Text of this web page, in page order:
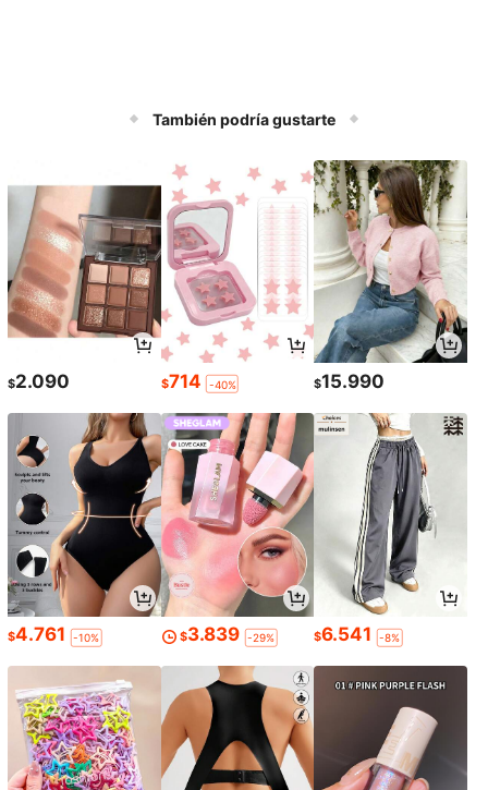
También podría gustarte
$2.090 $714 -40% $15.990
$4.761 -10% $3.839 -29% $6.541 -8%